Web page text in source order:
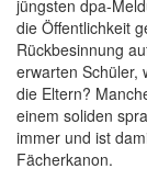
jüngsten dpa-
die Öffentlichkeit
Rückbesinnung
erwarten Schüler,
die Eltern?
einem soliden
immer und ist
Fächerkanon.